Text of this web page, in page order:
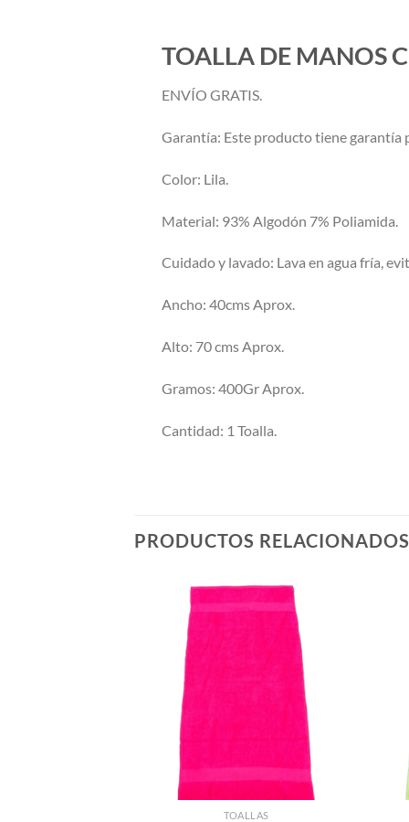
TOALLA DE MANOS
ENVÍO GRATIS.
Garantía: Este producto tiene garantía
Color: Lila.
Material: 93% Algodón 7% Poliamida.
Cuidado y lavado: Lava en agua fría,
Ancho: 40cms Aprox.
Alto: 70 cms Aprox.
Gramos: 400Gr Aprox.
Cantidad: 1 Toalla.
PRODUCTOS RELACIONADOS
TOALLAS